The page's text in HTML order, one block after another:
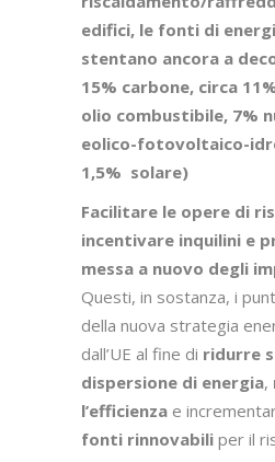
edifici, le fonti di
stentano ancora a
15% carbone, circa
olio combustibile, 7%
eolico-fotovoltaico-
1,5% solare)
Facilitare le opere di
incentivare inquilini e
messa a nuovo degli
Questi, in sostanza, i
della nuova strategia
dall’UE al fine di ridurre
dispersione di energia,
l’efficienza e
fonti rinnovabili per il